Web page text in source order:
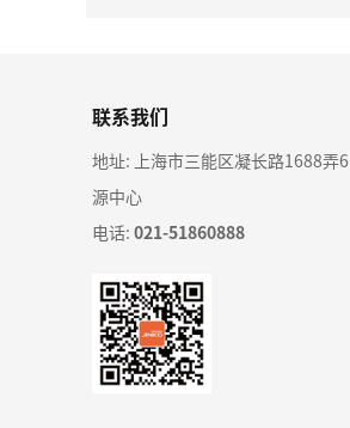
联系我们
地址: 上海市三能区凝长路1688弄
源中心
电话:021-51860888